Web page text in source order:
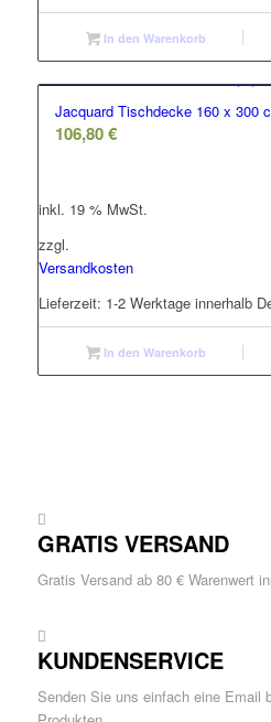
In den Warenkorb
Jacquard Tischdecke 160 x 300
106,80€
inkl. 19 % MwSt.
zzgl.
Versandkosten
Lieferzeit: 1-2 Werktage innerhalb
In den Warenkorb
GRATIS VERSAND
Gratis Versand ab 80 € Warenwert
KUNDENSERVICE
Senden Sie uns einfach eine Email